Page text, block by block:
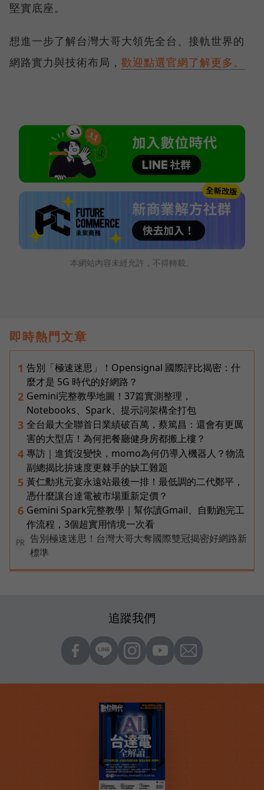
堅實底座。
想進一步了解台灣大哥大領先全台、接軌世界的
網路實力與技術布局， 歡迎點選官網了解更多。
本網站內容未經允許，不得轉載。
即時熱門文章
1 告別「極速迷思」！Opensignal 國際評比揭密：什
麼才是 5G 時代的好網路？
2 Gemini完整教學地圖！37篇實測整理，
Notebooks、Spark、提示詞架構全打包
3 全台最大全聯首日業績破百萬，蔡篤昌：還會有更厲
害的大型店！為何把餐廳健身房都搬上樓？
4 專訪｜進貨沒變快，momo為何仍導入機器人？物流
副總揭比拚速度更棘手的缺工難題
5 黃仁勳兆元宴永遠站最後一排！最低調的二代鄭平，
憑什麼讓台達電被市場重新定價？
6 Gemini Spark完整教學｜幫你讀Gmail、自動跑完工
作流程，3個超實用情境一次看
PR
告別極速迷思！台灣大哥大奪國際雙冠揭密好網路新
標準
追蹤我們